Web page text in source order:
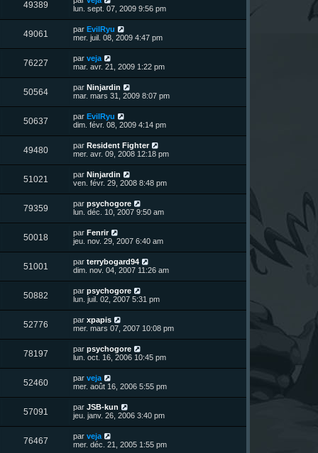
a
g
e
e
s
s
a
g
e
i
e
r
m
e
s
s
a
g
e
49389V
u
s
e
i
e
r
m
e
s
s
a
g
e
lun. sept. 07, 2009 9:56 pm
49061
u
s
D
e
i
e
r
m
e
s
s
a
g
e
par EvilRyu
mer. juil. 08, 2009 4:47 pm
76227V
u
s
D
e
i
e
r
m
e
s
s
a
g
e
par veja
mar. avr. 21, 2009 1:22 pm
50564V
u
s
D
e
i
e
r
m
e
s
s
a
g
e
par Ninjardin
mar. mars 31, 2009 8:07 pm
50637V
u
D
e
i
e
r
m
e
s
s
a
g
e
par EvilRyu
dim. févr. 08, 2009 4:14 pm
49480V
u
s
D
e
i
e
r
m
e
s
s
a
g
e
par Resident Fighter
mer. avr. 09, 2008 12:18 pm
51021
u
s
D
e
i
e
r
m
e
s
s
a
g
e
par Ninjardin
ven. févr. 29, 2008 8:48 pm
79359V
u
D
e
i
e
r
m
e
s
s
a
g
e
par psychogore
lun. déc. 10, 2007 9:50 am
50018V
u
s
D
e
i
e
r
m
e
s
s
a
g
e
par Fenrir
jeu. nov. 29, 2007 6:40 am
51001
u
s
D
e
i
e
r
m
e
s
s
a
g
e
par terrybogard94
dim. nov. 04, 2007 11:26 am
50882V
u
s
D
e
i
e
r
m
e
s
s
a
g
e
par psychogore
lun. juil. 02, 2007 5:31 pm
52776V
u
s
D
e
i
e
r
m
e
s
s
a
g
e
par xpapis
mer. mars 07, 2007 10:08 pm
78197V
u
D
e
i
e
r
m
e
s
s
a
g
par psychogore
lun. oct. 16, 2006 10:45 pm
52460V
u
s
D
e
i
e
r
m
e
par veja
mer. août 16, 2006 5:55 pm
57091
u
D
e
i
e
par JSB-kun
jeu. janv. 26, 2006 3:40 pm
76467V
D
e
par veja
mer. déc. 21, 2005 1:55 pm